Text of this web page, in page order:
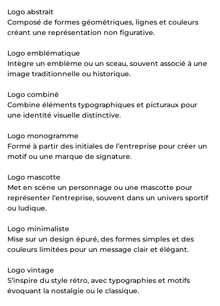
Logo abstrait
Composé de formes géométriques, lignes et couleurs
créant une représentation non figurative.
Logo emblématique
Intègre un emblème ou un sceau, souvent associé à une
image traditionnelle ou historique.
Logo combiné
Combine éléments typographiques et picturaux pour
une identité visuelle distinctive.
Logo monogramme
Formé à partir des initiales de l’entreprise pour créer un
motif ou une marque de signature.
Logo mascotte
Met en scène un personnage ou une mascotte pour
représenter l’entreprise, souvent dans un univers sportif
ou ludique.
Logo minimaliste
Mise sur un design épuré, des formes simples et des
couleurs limitées pour un message clair et élégant.
Logo vintage
S’inspire du style rétro, avec typographies et motifs
évoquant la nostalgie ou le classique.